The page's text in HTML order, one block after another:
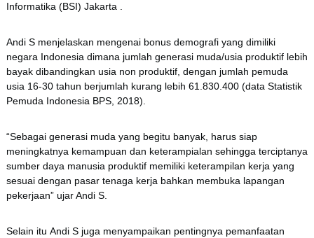
Informatika (BSI) Jakarta .
Andi S menjelaskan mengenai bonus demografi yang dimiliki
negara Indonesia dimana jumlah generasi muda/usia produktif lebih
bayak dibandingkan usia non produktif, dengan jumlah pemuda
usia 16-30 tahun berjumlah kurang lebih 61.830.400 (data Statistik
Pemuda Indonesia BPS, 2018).
“Sebagai generasi muda yang begitu banyak, harus siap
meningkatnya kemampuan dan keterampialan sehingga terciptanya
sumber daya manusia produktif memiliki keterampilan kerja yang
sesuai dengan pasar tenaga kerja bahkan membuka lapangan
pekerjaan” ujar Andi S.
Selain itu Andi S juga menyampaikan pentingnya pemanfaatan